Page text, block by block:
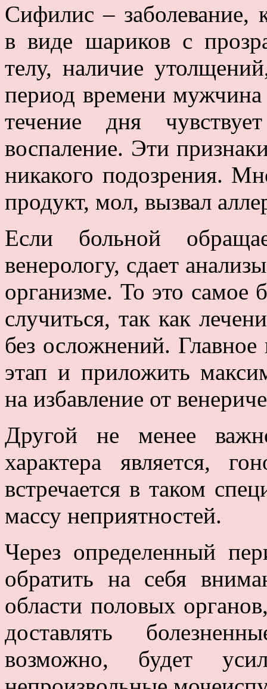
Сифилис – заболевание,
в виде шариков с
телу, наличие
период времени мужчина
течение дня
воспаление. Эти
никакого подозрения.
продукт, мол, вызвал
Если больной
венерологу, сдает
организме. То это самое
случиться, так как
без осложнений.
этап и приложить
на избавление от
Другой не менее
характера является,
встречается в таком
массу неприятностей.
Через определенный
обратить на себя
области половых
доставлять
возможно, будет